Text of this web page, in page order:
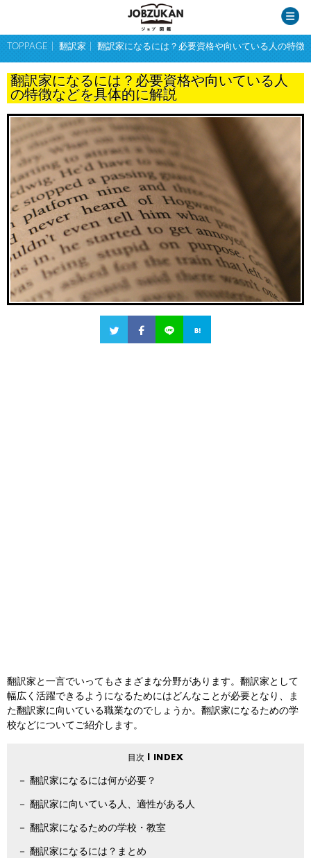
TOPPAGE 翻訳家 翻訳家になるには？必要資格や向いている人の特徴
翻訳家になるには？必要資格や向いている人
の特徴などを具体的に解説
翻訳家と一言でいってもさまざまな分野があります。翻訳家として
幅広く活躍できるようになるためにはどんなことが必要となり、ま
た翻訳家に向いている職業なのでしょうか。翻訳家になるための学
校などについてご紹介します。
翻訳家になるには何が必要？
翻訳家に向いている人、適性がある人
翻訳家になるための学校・教室
翻訳家になるには？まとめ